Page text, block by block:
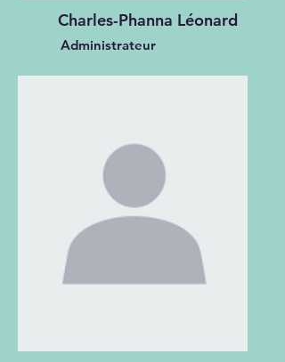
Charles-Phanna Léonard
Administrateur